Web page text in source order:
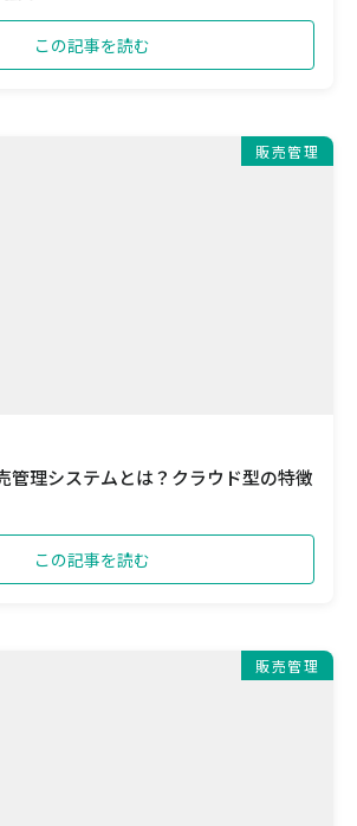
この記事を読む
販売管理
管理システムとは？クラウド型の特徴
この記事を読む
販売管理